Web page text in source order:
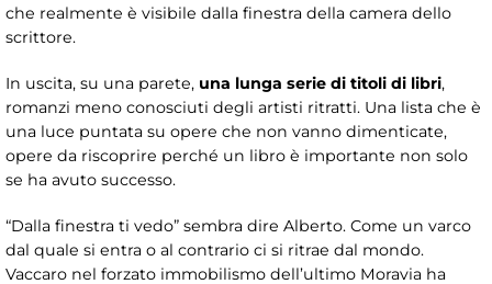
che realmente è visibile dalla finestra della camera dello
scrittore.
In uscita, su una parete, una lunga serie di titoli di libri,
romanzi meno conosciuti degli artisti ritratti. Una lista che è
una luce puntata su opere che non vanno dimenticate,
opere da riscoprire perché un libro è importante non solo
se ha avuto successo.
“Dalla finestra ti vedo” sembra dire Alberto. Come un varco
dal quale si entra o al contrario ci si ritrae dal mondo.
Vaccaro nel forzato immobilismo dell’ultimo Moravia ha